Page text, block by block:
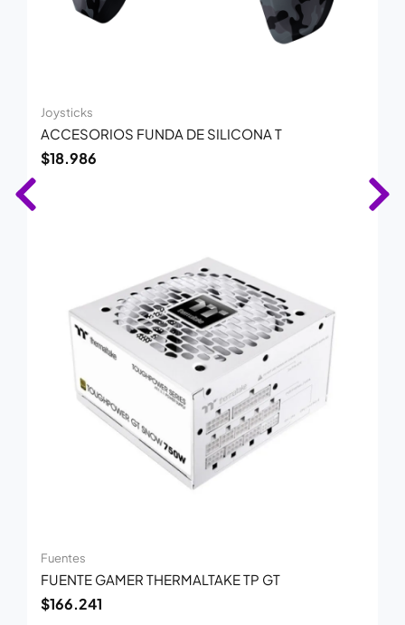
Joysticks
ACCESORIOS FUNDA DE SILICONA T
$18.986
Fuentes
FUENTE GAMER THERMALTAKE TP GT
$166.241